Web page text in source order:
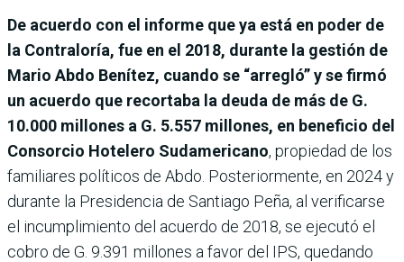
De acuerdo con el informe que ya está en poder de
la Contraloría, fue en el 2018, durante la gestión de
Mario Abdo Benítez, cuando se “arregló” y se firmó
un acuerdo que recortaba la deuda de más de G.
10.000 millones a G. 5.557 millones, en beneficio del
Consorcio Hotelero Sudamericano, propiedad de los
familiares políticos de Abdo. Posteriormente, en 2024 y
durante la Presidencia de Santiago Peña, al verificarse
el incumplimiento del acuerdo de 2018, se ejecutó el
cobro de G. 9.391 millones a favor del IPS, quedando